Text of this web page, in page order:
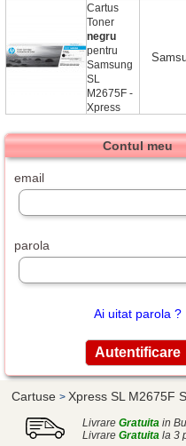
Cartus
Toner
negru
pentru
Samsung
SL
M2675F -
Xpress
Contul meu
email
parola
Ai uitat parola ?
Cartuse > Xpress SL M2675F
Livrare Gratuita in
Livrare Gratuita la 3